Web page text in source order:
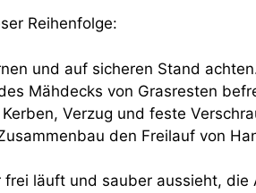
Reihenfolge:
und auf sicheren Stand
Mähdecks von Grasresten
Verzug und feste
den Freilauf von
frei läuft und sauber aussieht,